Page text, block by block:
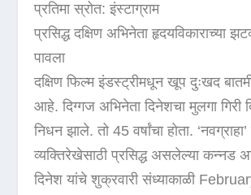
प्रतिमा स्रोत: इंस्टाग्राम
प्रसिद्ध दक्षिण अभिनेता हृदयविकाराच्या
पावला
दक्षिण फिल्म इंडस्ट्रीमधून खूप दुःखद
आहे. दिग्गज अभिनेता दिनेशचा मुलगा गिरी
निधन झाले. तो 45 वर्षांचा होता.
व्यक्तिरेखेसाठी प्रसिद्ध असलेल्या कन्नड
दिनेश यांचे शुक्रवारी संध्याकाळी